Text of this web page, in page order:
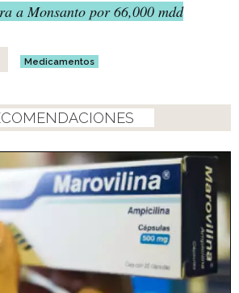
a Monsanto por 66,000 mdd
Medicamentos